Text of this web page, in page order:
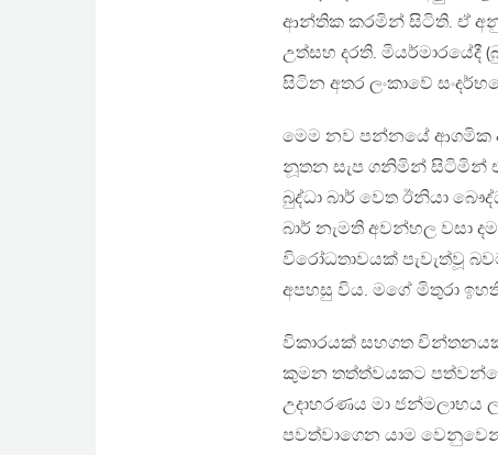
ආන්තික කරමින් සිටිති. ඒ
උත්සහ දරති. මියර්මාරයේදී
සිටින අතර ලංකාවේ
මෙම නව පන්නයේ ආගමික
නූතන සැප ගනිමින් සිටිමින්
බුද්ධා බාර් වෙත ඊනියා
බාර් නැමති අවන්හල වසා
විරෝධතාවයක් පැවැත්වූ
අපහසු විය. මගේ මිතුරා
විකාරයක් සහගත
කුමන තත්ත්වයකට
උදාහරණය මා ජන්මලාභය
පවත්වාගෙන යාම